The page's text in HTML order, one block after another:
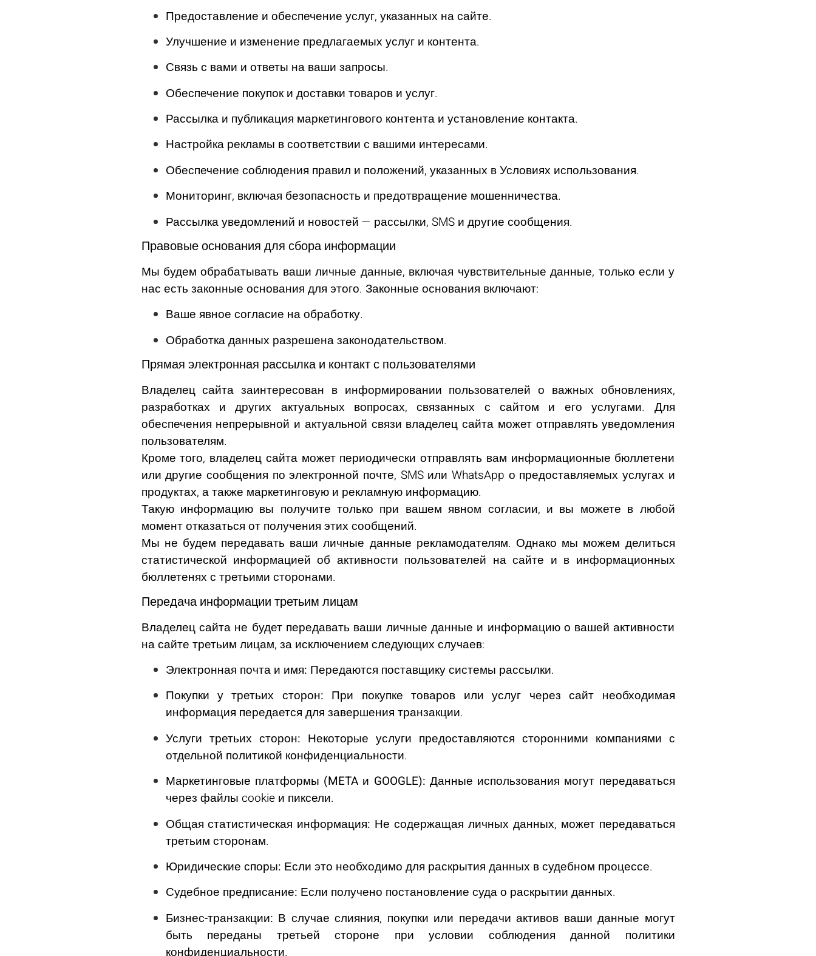
Предоставление и обеспечение услуг, указанных на сайте.
Улучшение и изменение предлагаемых услуг и контента.
Связь с вами и ответы на ваши запросы.
Обеспечение покупок и доставки товаров и услуг.
Рассылка и публикация маркетингового контента и установление контакта.
Настройка рекламы в соответствии с вашими интересами.
Обеспечение соблюдения правил и положений, указанных в Условиях использования.
Мониторинг, включая безопасность и предотвращение мошенничества.
Рассылка уведомлений и новостей — рассылки, SMS и другие сообщения.
Правовые основания для сбора информации
Мы будем обрабатывать ваши личные данные, включая чувствительные данные, только если у
нас есть законные основания для этого. Законные основания включают:
Ваше явное согласие на обработку.
Обработка данных разрешена законодательством.
Прямая электронная рассылка и контакт с пользователями
Владелец сайта заинтересован в информировании пользователей о важных обновлениях,
разработках и других актуальных вопросах, связанных с сайтом и его услугами. Для
обеспечения непрерывной и актуальной связи владелец сайта может отправлять уведомления
пользователям.
Кроме того, владелец сайта может периодически отправлять вам информационные бюллетени
или другие сообщения по электронной почте, SMS или WhatsApp о предоставляемых услугах и
продуктах, а также маркетинговую и рекламную информацию.
Такую информацию вы получите только при вашем явном согласии, и вы можете в любой
момент отказаться от получения этих сообщений.
Мы не будем передавать ваши личные данные рекламодателям. Однако мы можем делиться
статистической информацией об активности пользователей на сайте и в информационных
бюллетенях с третьими сторонами.
Передача информации третьим лицам
Владелец сайта не будет передавать ваши личные данные и информацию о вашей активности
на сайте третьим лицам, за исключением следующих случаев:
Электронная почта и имя: Передаются поставщику системы рассылки.
Покупки у третьих сторон: При покупке товаров или услуг через сайт необходимая
информация передается для завершения транзакции.
Услуги третьих сторон: Некоторые услуги предоставляются сторонними компаниями с
отдельной политикой конфиденциальности.
Маркетинговые платформы (META и GOOGLE): Данные использования могут передаваться
через файлы cookie и пиксели.
Общая статистическая информация: Не содержащая личных данных, может передаваться
третьим сторонам.
Юридические споры: Если это необходимо для раскрытия данных в судебном процессе.
Судебное предписание: Если получено постановление суда о раскрытии данных.
Бизнес-транзакции: В случае слияния, покупки или передачи активов ваши данные могут
быть переданы третьей стороне при условии соблюдения данной политики
конфиденциальности.